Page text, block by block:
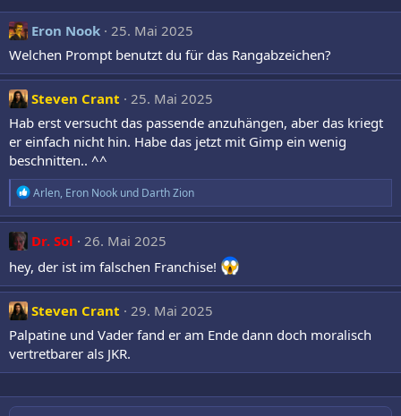
k
t
i
o
e
n
Eron Nook
25. Mai 2025
Welchen Prompt benutzt du für das Rangabzeichen?
Steven Crant
25. Mai 2025
Hab erst versucht das passende anzuhängen, aber das kriegt
er einfach nicht hin. Habe das jetzt mit Gimp ein wenig
beschnitten.. ^^
R
e
a
k
t
o
n
e
n
:
Arlen, Eron Nook und Darth Zion
Dr. Sol
26. Mai 2025
hey, der ist im falschen Franchise!
Steven Crant
29. Mai 2025
Palpatine und Vader fand er am Ende dann doch moralisch
vertretbarer als JKR.